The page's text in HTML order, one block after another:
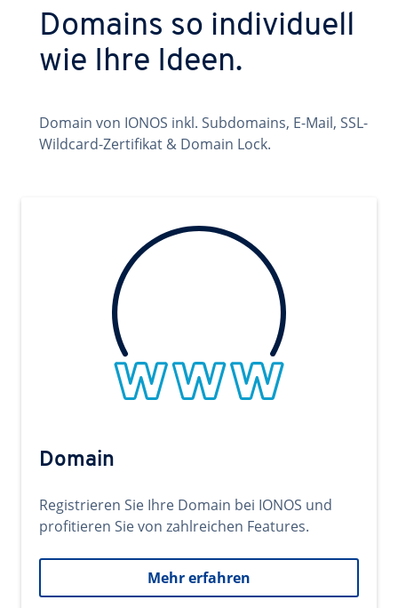
Domains so individuell
wie Ihre Ideen.
Domain von IONOS inkl. Subdomains, E-Mail, SSL-
Wildcard-Zertifikat & Domain Lock.
Domain
Registrieren Sie Ihre Domain bei IONOS und
profitieren Sie von zahlreichen Features.
Mehr erfahren